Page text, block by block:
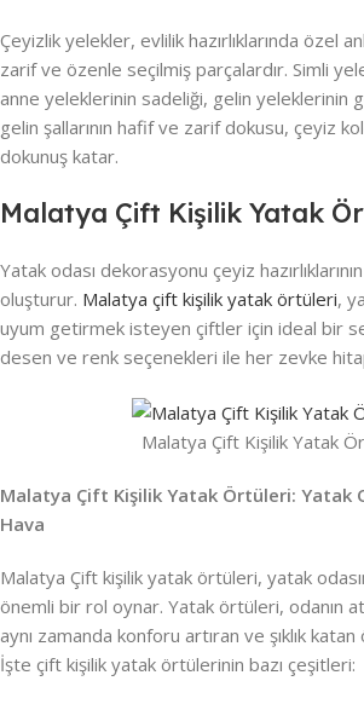
Çeyizlik yelekler, evlilik hazırlıklarında özel
zarif ve özenle seçilmiş parçalardır. Simli
anne yeleklerinin sadeliği, gelin yeleklerinin
gelin şallarının hafif ve zarif dokusu, çeyiz
dokunuş katar.
Malatya Çift Kişilik Yatak
Yatak odası dekorasyonu çeyiz
oluşturur. Malatya çift kişilik yatak örtüleri,
uyum getirmek isteyen çiftler için ideal bir
desen ve renk seçenekleri ile her zevke
Malatya Çift Kişilik Yatak
Malatya Çift Kişilik Yatak Örtüleri: Yatak
Hava
Malatya Çift kişilik yatak örtüleri, yatak
önemli bir rol oynar. Yatak örtüleri, odanın
aynı zamanda konforu artıran ve şıklık
İşte çift kişilik yatak örtülerinin bazı çeşitleri: